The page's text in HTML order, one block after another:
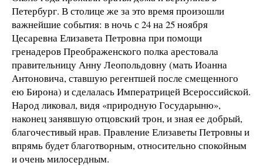
Петербург. В столице же за это время произошли
важнейшие события: в ночь с 24 на 25 ноября
Цесаревна Елизавета Петровна при помощи
гренадеров Преображенского полка арестовала
правительницу Анну Леопольдовну (мать Иоанна
Антоновича, ставшую регентшей после смещенного
ею Бирона) и сделалась Императрицей Всероссийской.
Народ ликовал, видя «природную Государыню»,
наконец занявшую отцовский трон, и зная ее добрый,
благочестивый нрав. Правление Елизаветы Петровны и
впрямь будет благотворным, относительно спокойным
и очень милосердным.